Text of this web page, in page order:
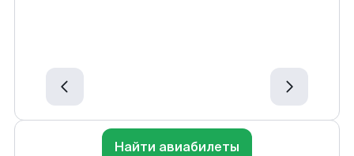
Найти авиабилеты